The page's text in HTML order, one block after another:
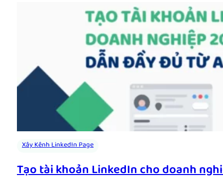
Xây Kênh LinkedIn Page
Tạo tài khoản LinkedIn cho doanh